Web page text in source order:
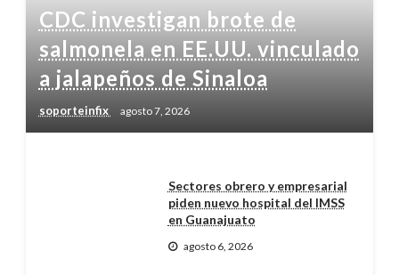
CDC investigan brote de
salmonela en EE.UU. vinculado
a jalapeños de Sinaloa
soporteinfix agosto 7, 2026
Sectores obrero y empresarial
piden nuevo hospital del IMSS
en Guanajuato
agosto 6, 2026